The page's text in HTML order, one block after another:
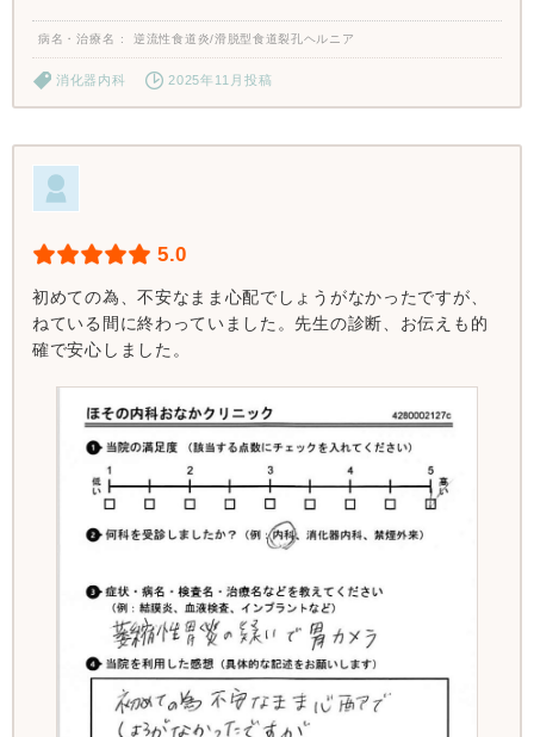
病名・治療名 逆流性食道炎/滑脱型食道裂孔ヘルニア
消化器内科 2025年11月投稿
5.0
初めての為、不安なまま心配でしょうがなかったですが、
ねている間に終わっていました。先生の診断、お伝えも的
確で安心しました。